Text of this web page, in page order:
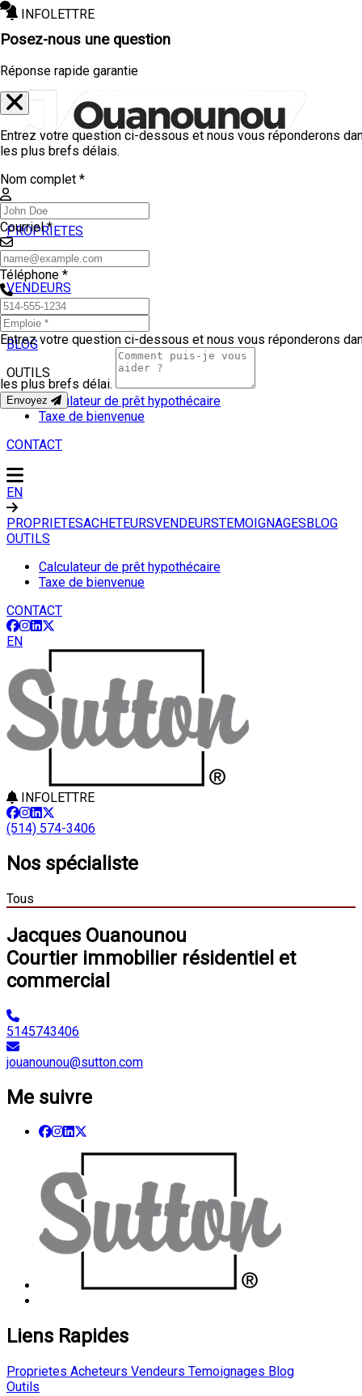
INFOLETTRE
PROPRIETES
ACHETEURS
VENDEURS
TEMOIGNAGES
BLOG
OUTILS
Calculateur de prêt hypothécaire
Taxe de bienvenue
CONTACT
EN
PROPRIETESACHETEURSVENDEURSTEMOIGNAGESBLOG
OUTILS
Calculateur de prêt hypothécaire
Taxe de bienvenue
CONTACT
EN
INFOLETTRE
(514) 574-3406
Nos spécialiste
Tous
Jacques Ouanounou
Courtier immobilier résidentiel et
commercial
5145743406
jouanounou@sutton.com
Me suivre
Liens Rapides
Proprietes Acheteurs Vendeurs Temoignages Blog
Outils
Posez-nous une question
Réponse rapide garantie
Entrez votre question ci-dessous et nous vous réponderons
les plus brefs délais.
Nom complet *
Courriel *
Téléphone *
Entrez votre question ci-dessous et nous vous réponderons
les plus brefs délai.
Envoyez